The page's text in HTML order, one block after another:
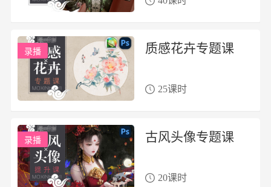
录播 质感花卉专题课
25课时
录播 古风头像专题课
20课时